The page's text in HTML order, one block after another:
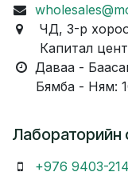
ЧД, 3-р
Капитал
Даваа -
Бямба - Ням:
Лабораторийн
+976 9403-